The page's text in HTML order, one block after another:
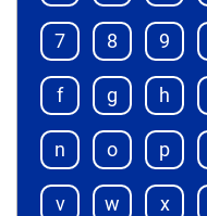
7 8 9
f g h
n o p
v w x